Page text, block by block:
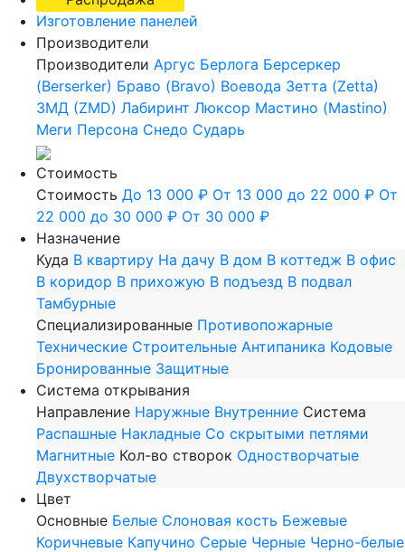
Изготовление панелей
Производители
Производители Аргус Берлога Берсеркер
(Berserker) Браво (Bravo) Воевода Зетта (Zetta)
ЗМД (ZMD) Лабиринт Люксор Мастино (Mastino)
Меги Персона Снедо Сударь
Стоимость
Стоимость До 13 000 ₽ От 13 000 до 22 000 ₽ От
22 000 до 30 000 ₽ От 30 000 ₽
Назначение
Куда В квартиру На дачу В дом В коттедж В офис
В коридор В прихожую В подъезд В подвал
Тамбурные
Специализированные Противопожарные
Технические Строительные Антипаника Кодовые
Бронированные Защитные
Система открывания
Направление Наружные Внутренние Система
Распашные Накладные Со скрытыми петлями
Магнитные Кол-во створок Одностворчатые
Двухстворчатые
Цвет
Основные Белые Слоновая кость Бежевые
Коричневые Капучино Серые Черные Черно-белые